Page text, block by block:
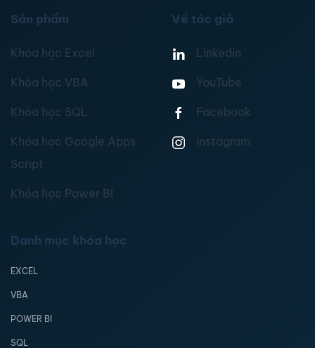
Sản phẩm
Khóa học Excel
Khóa học VBA
Khóa học SQL
Khóa học Google Apps
Script
Khóa học Power BI
Về tác giả
Linkedin
YouTube
Facebook
Instagram
Danh mục khóa học
EXCEL
VBA
POWER BI
SQL